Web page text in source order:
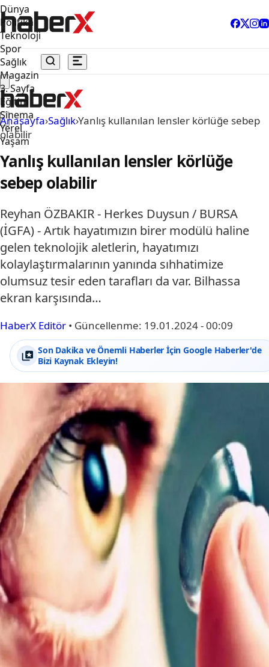
Dünya
Politika
Teknoloji
Spor
Sağlık
Magazin
3. Sayfa
Eğitim
Sinema
Yerel
Yaşam
Anasayfa›Sağlık›Yanlış kullanılan lensler körlüğe sebep
olabilir
Yanlış kullanılan lensler körlüğe
sebep olabilir
Reyhan ÖZBAKIR - Herkes Duysun / BURSA
(İGFA) - Artık hayatımızın birer modülü haline
gelen teknolojik aletlerin, hayatımızı
kolaylaştırmalarının yanında sıhhatimize
olumsuz tesir eden tarafları da var. Bilhassa
ekran karşısında…
HaberX Editör • Güncellenme: 19.01.2024 - 00:09
Son Dakika ve Önemli Haberler İçin Google Haberler'de
Bizi Kaynak Ekleyin!